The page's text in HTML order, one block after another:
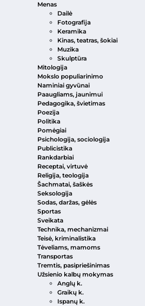
Menas
Dailė
Fotografija
Keramika
Kinas, teatras, šokiai
Muzika
Skulptūra
Mitologija
Mokslo populiarinimo
Naminiai gyvūnai
Paaugliams, jaunimui
Pedagogika, švietimas
Poezija
Politika
Pomėgiai
Psichologija, sociologija
Publicistika
Rankdarbiai
Receptai, virtuvė
Religija, teologija
Šachmatai, šaškės
Seksologija
Sodas, daržas, gėlės
Sportas
Sveikata
Technika, mechanizmai
Teisė, kriminalistika
Tėveliams, mamoms
Transportas
Tremtis, pasipriešinimas
Užsienio kalbų mokymas
Anglų k.
Graikų k.
Ispanų k.